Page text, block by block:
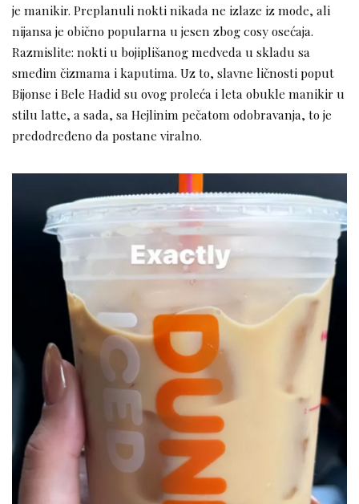
je manikir. Preplanuli nokti nikada ne izlaze iz mode, ali
nijansa je obično popularna u jesen zbog cosy osećaja.
Razmislite: nokti u bojiplišanog medveda u skladu sa
smeđim čizmama i kaputima. Uz to, slavne ličnosti poput
Bijonse i Bele Hadid su ovog proleća i leta obukle manikir u
stilu latte, a sada, sa Hejlinim pečatom odobravanja, to je
predodređeno da postane viralno.